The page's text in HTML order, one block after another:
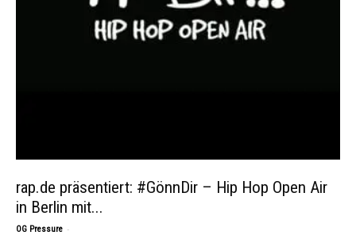
rap.de präsentiert: #GönnDir – Hip Hop Open Air
in Berlin mit...
OG Pressure -